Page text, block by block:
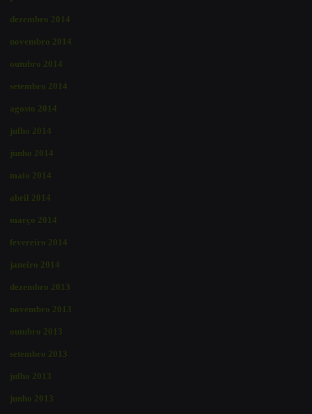
dezembro 2014
novembro 2014
outubro 2014
setembro 2014
agosto 2014
julho 2014
junho 2014
maio 2014
abril 2014
março 2014
fevereiro 2014
janeiro 2014
dezembro 2013
novembro 2013
outubro 2013
setembro 2013
julho 2013
junho 2013